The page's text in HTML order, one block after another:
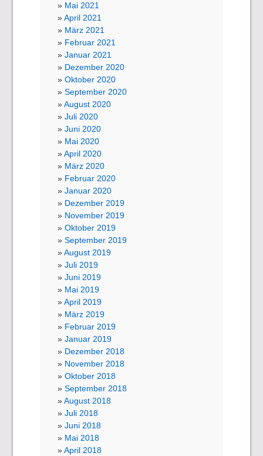
Mai 2021
April 2021
März 2021
Februar 2021
Januar 2021
Dezember 2020
Oktober 2020
September 2020
August 2020
Juli 2020
Juni 2020
Mai 2020
April 2020
März 2020
Februar 2020
Januar 2020
Dezember 2019
November 2019
Oktober 2019
September 2019
August 2019
Juli 2019
Juni 2019
Mai 2019
April 2019
März 2019
Februar 2019
Januar 2019
Dezember 2018
November 2018
Oktober 2018
September 2018
August 2018
Juli 2018
Juni 2018
Mai 2018
April 2018